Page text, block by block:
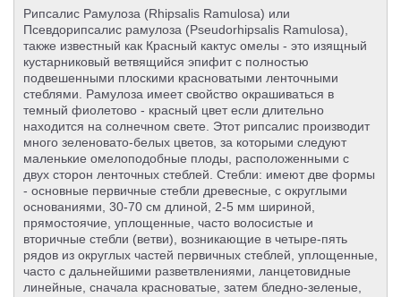
Рипсалис Рамулоза (Rhipsalis Ramulosa) или
Псевдорипсалис рамулоза (Pseudorhipsalis Ramulosa),
также известный как Красный кактус омелы - это изящный
кустарниковый ветвящийся эпифит с полностью
подвешенными плоскими красноватыми ленточными
стеблями. Рамулоза имеет свойство окрашиваться в
темный фиолетово - красный цвет если длительно
находится на солнечном свете. Этот рипсалис производит
много зеленовато-белых цветов, за которыми следуют
маленькие омелоподобные плоды, расположенными с
двух сторон ленточных стеблей. Стебли: имеют две формы
- основные первичные стебли древесные, с округлыми
основаниями, 30-70 см длиной, 2-5 мм шириной,
прямостоячие, уплощенные, часто волосистые и
вторичные стебли (ветви), возникающие в четыре-пять
рядов из округлых частей первичных стеблей, уплощенные,
часто с дальнейшими разветвлениями, ланцетовидные
линейные, сначала красноватые, затем бледно-зеленые,